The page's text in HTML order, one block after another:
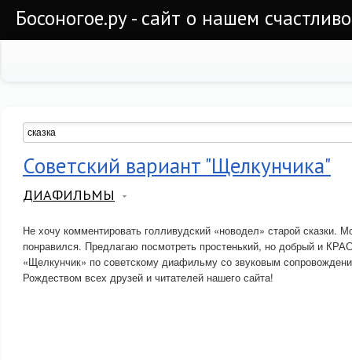
Босоногое.ру - сайт о нашем
Советский вариант "Щелкунчика"
ДИАФИЛЬМЫ
Не хочу комментировать голливудский «новодел» старой сказки.
понравился. Предлагаю посмотреть простенький, но добрый и
«Щелкунчик» по советскому диафильму со звуковым
Рождеством всех друзей и читателей нашего сайта!